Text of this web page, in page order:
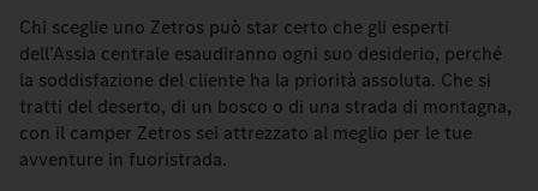
Chi sceglie uno Zetros può star certo che gli esperti
dell’Assia centrale esaudiranno ogni suo desiderio, perché
la soddisfazione del cliente ha la priorità assoluta. Che si
tratti del deserto, di un bosco o di una strada di montagna,
con il camper Zetros sei attrezzato al meglio per le tue
avventure in fuoristrada.